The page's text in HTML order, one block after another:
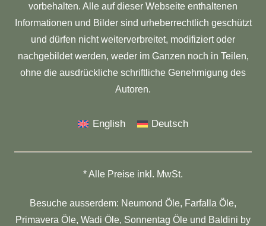
vorbehalten. Alle auf dieser Webseite enthaltenen
Informationen und Bilder sind urheberrechtlich geschützt
und dürfen nicht weiterverbreitet, modifiziert oder
nachgebildet werden, weder im Ganzen noch in Teilen,
ohne die ausdrückliche schriftliche Genehmigung des
Autoren.
English Deutsch
* Alle Preise inkl. MwSt.
Besuche ausserdem: Neumond Öle, Farfalla Öle,
Primavera Öle, Wadi Öle, Sonnentag Öle und Baldini by